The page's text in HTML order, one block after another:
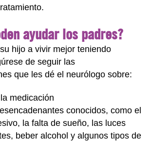
ayudar los padres?
hijo a vivir mejor teniendo
de seguir las
que les dé el neurólogo sobre:
medicación
conocidos, como el
la falta de sueño, las luces
beber alcohol y algunos tipos de